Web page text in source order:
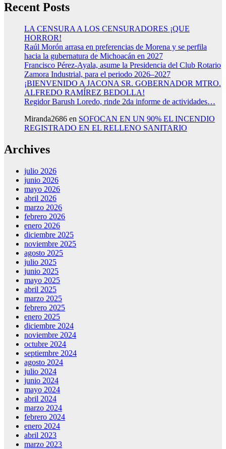
Recent Posts
LA CENSURA A LOS CENSURADORES ¡QUE
HORROR!
Raúl Morón arrasa en preferencias de Morena y se perfila
hacia la gubernatura de Michoacán en 2027
Francisco Pérez-Ayala, asume la Presidencia del Club Rotario
Zamora Industrial, para el periodo 2026–2027
¡BIENVENIDO A JACONA SR. GOBERNADOR MTRO.
ALFREDO RAMÍREZ BEDOLLA!
Regidor Barush Loredo, rinde 2da informe de actividades…
Miranda2686 en SOFOCAN EN UN 90% EL INCENDIO
REGISTRADO EN EL RELLENO SANITARIO
Archives
julio 2026
junio 2026
mayo 2026
abril 2026
marzo 2026
febrero 2026
enero 2026
diciembre 2025
noviembre 2025
agosto 2025
julio 2025
junio 2025
mayo 2025
abril 2025
marzo 2025
febrero 2025
enero 2025
diciembre 2024
noviembre 2024
octubre 2024
septiembre 2024
agosto 2024
julio 2024
junio 2024
mayo 2024
abril 2024
marzo 2024
febrero 2024
enero 2024
abril 2023
marzo 2023